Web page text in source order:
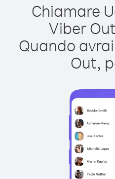
Chiamare
Viber
Quando
Out,